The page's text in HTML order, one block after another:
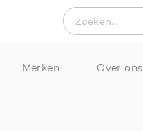
Zoeken...
Merken Over ons